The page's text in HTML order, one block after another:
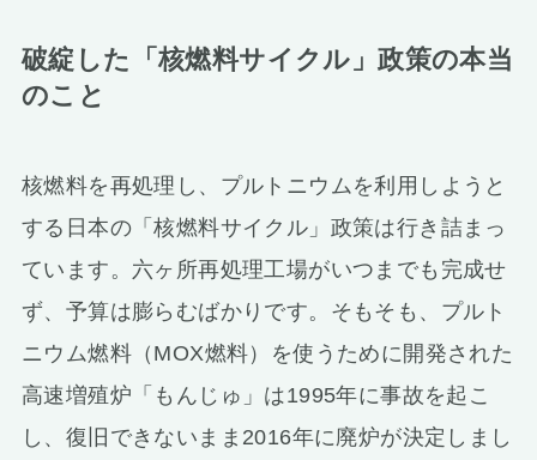
破綻した「核燃料サイクル」政策の本当
のこと
核燃料を再処理し、プルトニウムを利用しようと
する日本の「核燃料サイクル」政策は行き詰まっ
ています。六ヶ所再処理工場がいつまでも完成せ
ず、予算は膨らむばかりです。そもそも、プルト
ニウム燃料（MOX燃料）を使うために開発された
高速増殖炉「もんじゅ」は1995年に事故を起こ
し、復旧できないまま2016年に廃炉が決定しまし